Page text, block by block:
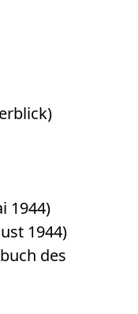
1944)
1944)
des